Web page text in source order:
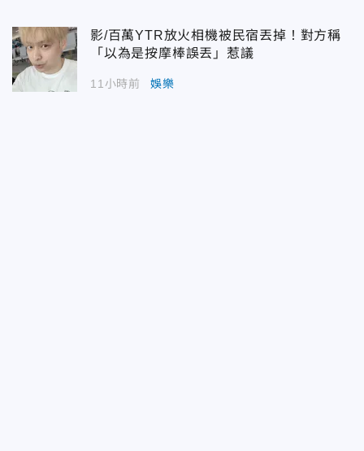
影/百萬YTR放火相機被民宿丟掉！對方稱
「以為是按摩棒誤丟」惹議
11小時前 娛樂